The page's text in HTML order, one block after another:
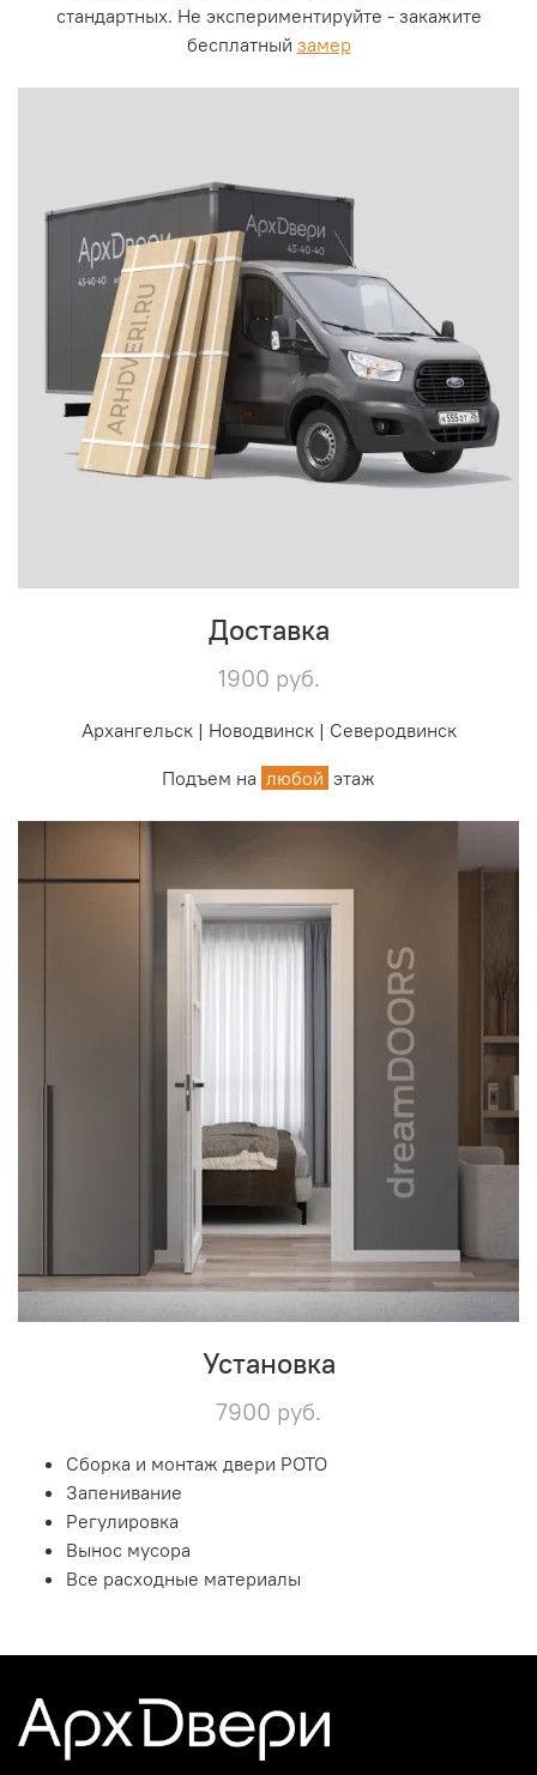
стандартных. Не экспериментируйте - закажите
бесплатный замер
Доставка
1900 руб.
Архангельск | Новодвинск | Северодвинск
Подъем на любой этаж
Установка
7900 руб.
Сборка и монтаж двери РОТО
Запенивание
Регулировка
Вынос мусора
Все расходные материалы